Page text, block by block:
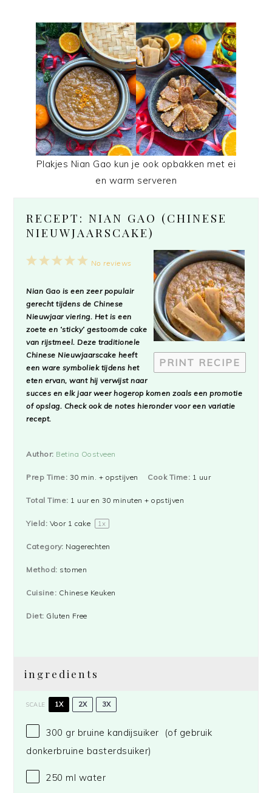
Plakjes Nian Gao kun je ook opbakken met ei
en warm serveren
RECEPT: NIAN GAO (CHINESE
NIEUWJAARSCAKE)
PRINT RECIPE
5
4
3
2
1
No reviews
Nian Gao is een zeer populair
gerecht tijdens de Chinese
Nieuwjaar viering. Het is een
zoete en ‘sticky’ gestoomde cake
van rijstmeel. Deze traditionele
Chinese Nieuwjaarscake heeft
een ware symboliek tijdens het
eten ervan, want hij verwijst naar
succes en elk jaar weer hogerop komen zoals een promotie
of opslag. Check ook de notes hieronder voor een variatie
recept.
Author: Betina Oostveen
Prep Time: 30 min. + opstijven Cook Time: 1 uur
Total Time: 1 uur en 30 minuten + opstijven
Yield: Voor 1 cake 1x
Category: Nagerechten
Method: stomen
Cuisine: Chinese Keuken
Diet: Gluten Free
ingredients
SCALE 1X 2X 3X
300 gr bruine kandijsuiker (of gebruik
donkerbruine basterdsuiker)
250 ml water